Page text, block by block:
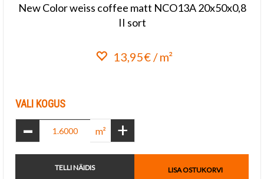
New Color weiss coffee matt NCO13A 20x50x0,8
II sort
13,95€ / m²
VALI KOGUS
- m² +
TELLI NÄIDIS LISA OSTUKORVI